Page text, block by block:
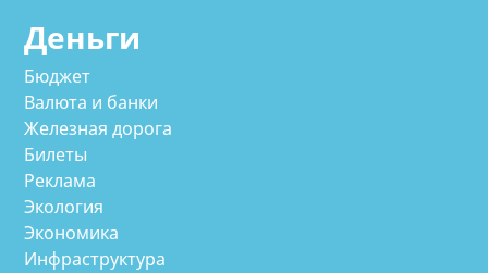
Деньги
Бюджет
Валюта и банки
Железная дорога
Билеты
Реклама
Экология
Экономика
Инфраструктура